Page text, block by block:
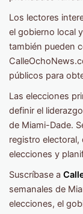
Los lectores
el gobierno local
también pueden
públicos para
Las elecciones
definir el
de Miami-Dade.
registro
elecciones y
Suscríbase a
semanales de
elecciones, el